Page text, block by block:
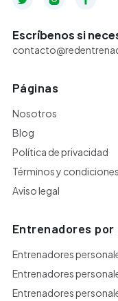
Escríbenos si
Páginas
Nosotros
Blog
Política de privacidad
Términos y condiciones
Aviso legal
Entrenadores por
Entrenadores
Entrenadores
Entrenadores